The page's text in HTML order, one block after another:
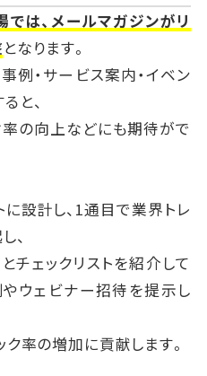
は、メールマガジンがリ
となります。
例・サービス案内・イベン
と、
の向上などにも期待がで
設計し、1通目で業界トレ
、
チェックリストを紹介して
ウェビナー招待を提示し
ク率の増加に貢献します。